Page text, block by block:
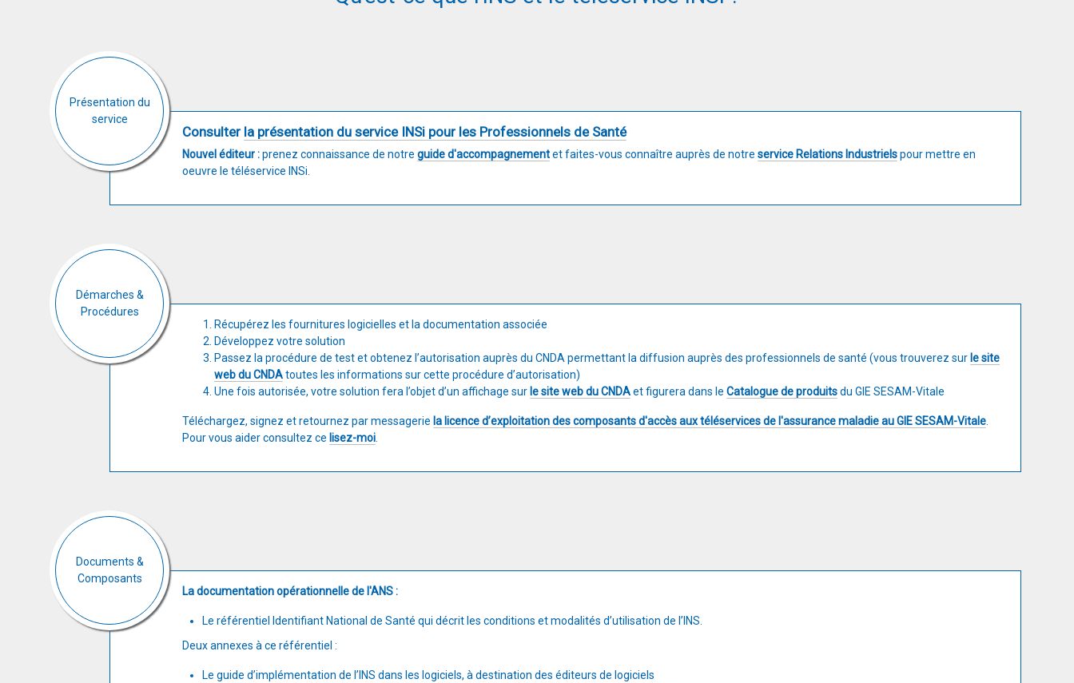
Présentation du
service
Consulter la présentation du service INSi pour les Professionnels de Santé
Nouvel éditeur :prenez connaissance de notre guide d'accompagnementet faites-vous connaître auprès de notre service Relations Industrielspour mettre en
oeuvre le téléservice INSi.
Démarches &
Procédures
Récupérez les fournitures logicielles et la documentation associée
Développez votre solution
Passez la procédure de test et obtenez l’autorisation auprès du CNDA permettant la diffusion auprès des professionnels de santé (vous trouverez sur le site
web du CNDAtoutes les informations sur cette procédure d’autorisation)
Une fois autorisée, votre solution fera l’objet d’un affichage sur le site web du CNDAet figurera dans le Catalogue de produitsdu GIE SESAM-Vitale
Téléchargez, signez et retournez par messagerie la licence d’exploitation des composants d'accès aux téléservices de l'assurance maladie au GIE SESAM-Vitale.
Pour vous aider consultez ce lisez-moi.
Documents &
Composants
La documentation opérationnelle de l'ANS :
Le référentiel Identifiant National de Santé qui décrit les conditions et modalités d’utilisation de l’INS.
Deux annexes à ce référentiel :
Le guide d’implémentation de l’INS dans les logiciels, à destination des éditeurs de logiciels